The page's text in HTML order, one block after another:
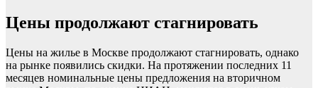
Цены продолжают стагнировать
Цены на жилье в Москве продолжают стагнировать, однако
на рынке появились скидки. На протяжении последних 11
месяцев номинальные цены предложения на вторичном